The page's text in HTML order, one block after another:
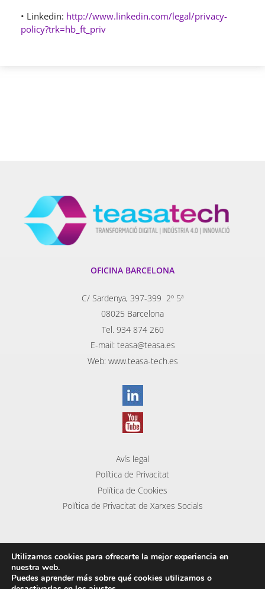
• Linkedin: http://www.linkedin.com/legal/privacy-
policy?trk=hb_ft_priv
OFICINA BARCELONA
C/ Sardenya, 397-399 2º 5ª
08025 Barcelona
Tel. 934 874 260
E-mail: teasa@teasa.es
Web: www.teasa-tech.es
Avís legal
Política de Privacitat
Política de Cookies
Política de Privacitat de Xarxes Socials
Copyright©Teasa 2023. Tots els drets reservats.
Utilizamos cookies para ofrecerte la mejor experiencia en
nuestra web.
Puedes aprender más sobre qué cookies utilizamos o